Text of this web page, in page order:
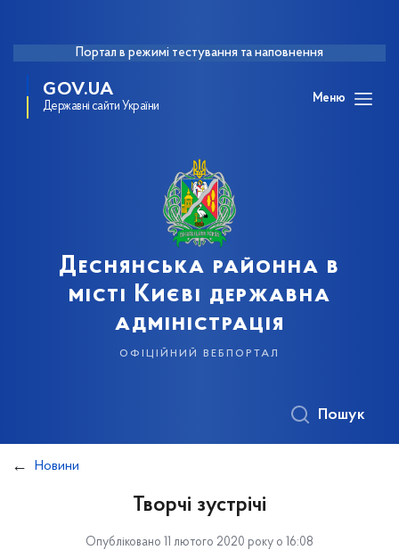
Портал в режимі тестування та наповнення
GOV.UA
Державні сайти України
Меню
Деснянська районна в
місті Києві державна
адміністрація
офіційний вебпортал
Пошук
Новини
Творчі зустрічі
Опубліковано 11 лютого 2020 року о 16:08